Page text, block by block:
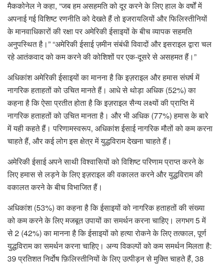
मैककोनेल ने कहा, “जब हम असहमति को दूर करने के लिए हाल के वर्षों में
अपनाई गई विशिष्ट रणनीति को देखते हैं तो इजरायलियों और फिलिस्तीनियों
के मानवाधिकारों की रक्षा पर अमेरिकी ईसाइयों के बीच व्यापक सहमति
अनुपस्थित है।” “अमेरिकी ईसाई ज़मीन संबंधी विवादों और इसराइल द्वारा चल
रहे आतंकवाद को कम करने की कोशिशों पर एक-दूसरे से असहमत हैं।”
अधिकांश अमेरिकी ईसाइयों का मानना ​​है कि इज़राइल और हमास संघर्ष में
नागरिक हताहतों को उचित मानते हैं। आधे से थोड़ा अधिक (52%) का
कहना है कि ऐसा प्रतीत होता है कि इज़राइल सैन्य लक्ष्यों की प्राप्ति में
नागरिक हताहतों को उचित मानता है। और भी अधिक (77%) हमास के बारे
में यही कहते हैं। परिणामस्वरूप, अधिकांश ईसाई नागरिक मौतों को कम करना
चाहते हैं, और कई लोग इस क्षेत्र में युद्धविराम देखना चाहते हैं।
अमेरिकी ईसाई अपने साथी विश्वासियों को विशिष्ट परिणाम प्राप्त करने के
लिए हमास से लड़ने के लिए इज़राइल की वकालत करने और युद्धविराम की
वकालत करने के बीच विभाजित हैं।
अधिकांश (53%) का कहना है कि ईसाइयों को नागरिक हताहतों की संख्या
को कम करने के लिए मजबूत उपायों का समर्थन करना चाहिए। लगभग 5 में
से 2 (42%) का मानना ​​है कि ईसाइयों को हत्या रोकने के लिए तत्काल, पूर्ण
युद्धविराम का समर्थन करना चाहिए। अन्य विकल्पों को कम समर्थन मिलता है:
39 प्रतिशत निर्दोष फ़िलिस्तीनियों के लिए उत्पीड़न से मुक्ति चाहते हैं, 38